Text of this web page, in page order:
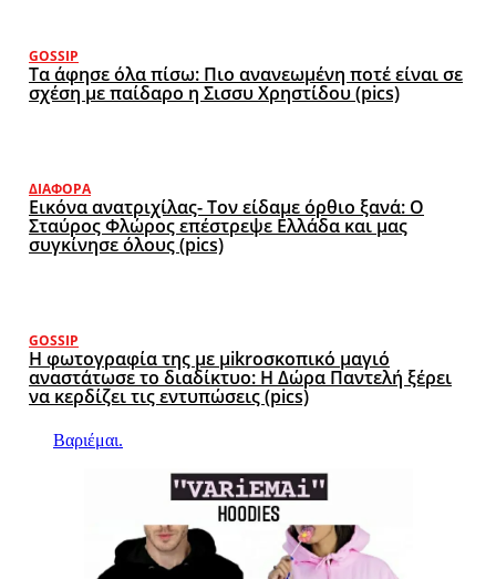
GOSSIP
Τα άφησε όλα πίσω: Πιο ανανεωμένη ποτέ είναι σε
σχέση με παίδαρο η Σισσυ Χρηστίδου (pics)
ΔΙΆΦΟΡΑ
Εικόνα ανατριχίλας- Τον είδαμε όρθιο ξανά: Ο
Σταύρος Φλώρος επέστρεψε Ελλάδα και μας
συγκίνησε όλους (pics)
GOSSIP
Η φωτογραφία της με μikroσκοπικό μαγιό
αναστάτωσε το διαδίκτυο: Η Δώρα Παντελή ξέρει
να κερδίζει τις εντυπώσεις (pics)
Βαριέμαι.